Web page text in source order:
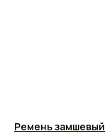
Ремень замшевый